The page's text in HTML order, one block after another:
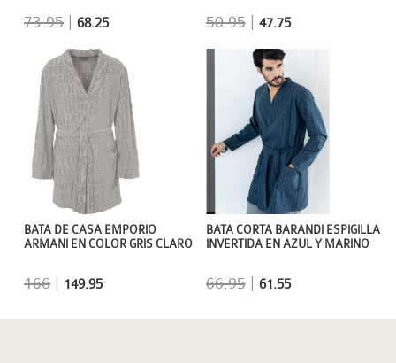
50.95| 47.75
73.95 |68.25
BATA CORTA BARANDI ESPIGILLA
INVERTIDA EN AZUL Y MARINO
66.95| 61.55
BATA DE CASA EMPORIO
ARMANI EN COLOR GRIS CLARO
166 149.95